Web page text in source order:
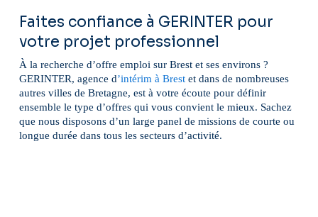
Faites confiance à GERINTER pour
votre projet professionnel
À la recherche d’offre emploi sur Brest et ses environs ?
GERINTER, agence d’intérim à Brestet dans de nombreuses
autres villes de Bretagne, est à votre écoute pour définir
ensemble le type d’offres qui vous convient le mieux. Sachez
que nous disposons d’un large panel de missions de courte ou
longue durée dans tous les secteurs d’activité.